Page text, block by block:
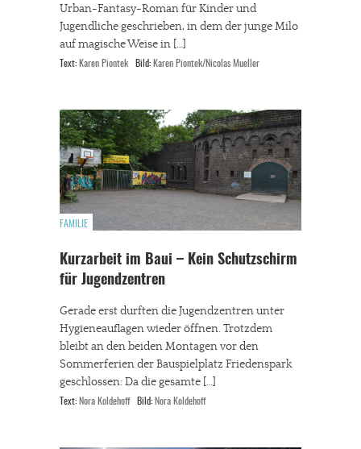
Urban-Fantasy-Roman für Kinder und
Jugendliche geschrieben, in dem der junge Milo
auf magische Weise in […]
Text: Karen Piontek Bild: Karen Piontek/Nicolas Mueller
FAMILIE
Kurzarbeit im Baui – Kein Schutzschirm
für Jugendzentren
Gerade erst durften die Jugendzentren unter
Hygieneauflagen wieder öffnen. Trotzdem
bleibt an den beiden Montagen vor den
Sommerferien der Bauspielplatz Friedenspark
geschlossen: Da die gesamte […]
Text: Nora Koldehoff Bild: Nora Koldehoff